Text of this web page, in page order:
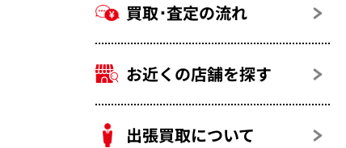
買取･査定の流れ
お近くの店舗を探す
出張買取について